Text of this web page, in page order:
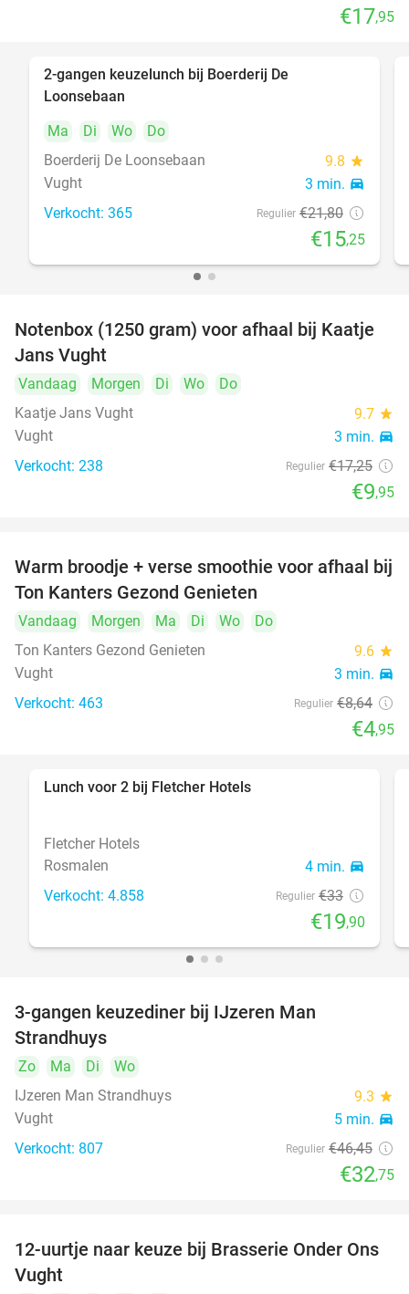
€17,95
2-gangen keuzelunch bij Boerderij De
Loonsebaan
Ma
Di Wo
Do
Boerderij De Loonsebaan
9.8 star
Vught 3 min. directions_car
Verkocht: 365 Regulier €21,80
€15,25
42%
Notenbox (1250 gram) voor afhaal bij Kaatje
Jans Vught
Vandaag Morgen Di Wo
Do
Kaatje Jans Vught
9.7 star
Vught 3 min. directions_car
Verkocht: 238 Regulier €17,25
€9,95
43%
Warm broodje + verse smoothie voor afhaal bij
Ton Kanters Gezond Genieten
Vandaag Morgen Ma Di Wo
Do
Ton Kanters Gezond Genieten
9.6 star
Vught 3 min. directions_car
Verkocht: 463 Regulier €8,64
€4,95
Lunch voor 2 bij Fletcher Hotels
Fletcher Hotels
Rosmalen
4 min. directions_car
Verkocht: 4.858 Regulier €33
€19,90
3-gangen keuzediner bij IJzeren Man
Strandhuys
Zo Ma Di
Wo
IJzeren Man Strandhuys
9.3 star
Vught 5 min. directions_car
Verkocht: 807 Regulier €46,45
€32,75
31%
12-uurtje naar keuze bij Brasserie Onder Ons
Vught